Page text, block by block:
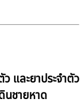
ว และยาประจำตัว
นชายหาด